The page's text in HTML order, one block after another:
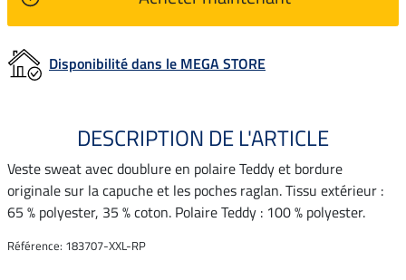
Disponibilité dans le MEGA STORE
DESCRIPTION DE L'ARTICLE
Veste sweat avec doublure en polaire Teddy et bordure
originale sur la capuche et les poches raglan. Tissu extérieur :
65 % polyester, 35 % coton. Polaire Teddy : 100 % polyester.
Référence: 183707-XXL-RP